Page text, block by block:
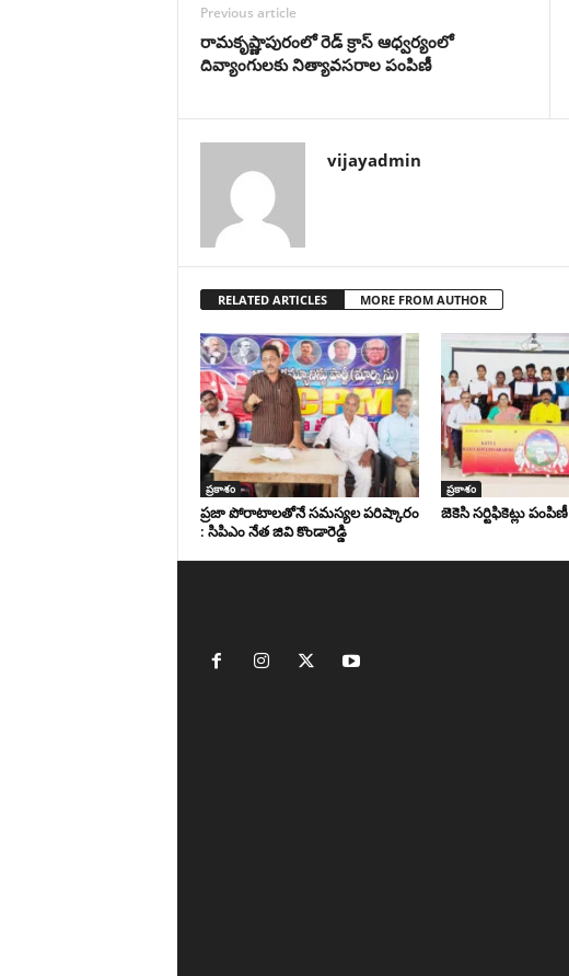
Previous article
రామకృష్ణాపురంలో రెడ్ క్రాస్ ఆధ్వర్యంలో
దివ్యాంగులకు నిత్యావసరాల పంపిణీ
vijayadmin
RELATED ARTICLES MORE FROM AUTHOR
ప్రకాశం
ప్రజా పోరాటాలతోనే సమస్యల పరిష్కారం
: సిపిఎం నేత జివి కొండారెడ్డి
ప్రకాశం
జెకెసి సర్టిఫికెట్లు పంపిణీ